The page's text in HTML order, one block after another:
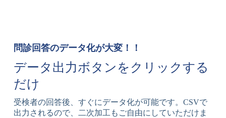
問診回答のデータ化が大変！！
データ出力ボタンをクリックする
だけ
受検者の回答後、すぐにデータ化が可能です。CSVで
出力されるので、二次加工もご自由にしていただけま